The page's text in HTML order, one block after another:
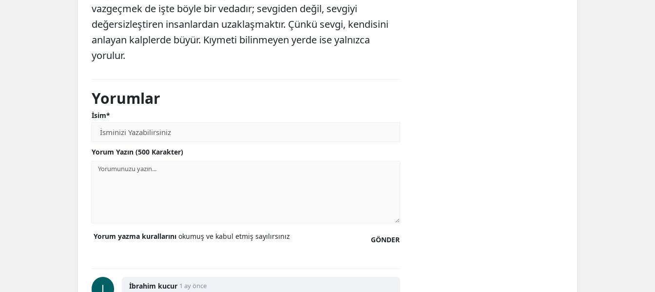
Tokat
Trabzon
vazgeçmek de işte böyle bir vedadır; sevgiden değil, sevgiyi
değersizleştiren insanlardan uzaklaşmaktır. Çünkü sevgi, kendisini
anlayan kalplerde büyür. Kıymeti bilinmeyen yerde ise yalnızca
yorulur.
Yorumlar
İsim*
Yorum Yazın (500 Karakter)
GÖNDER
Yorum yazma kurallarını okumuş ve kabul etmiş sayılırsınız
İbrahim kucur 1 ay önce